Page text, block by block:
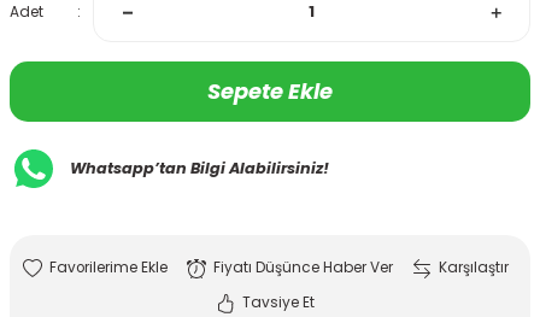
Adet
Sepete Ekle
Whatsapp’tan Bilgi Alabilirsiniz!
Fiyatı Düşünce Haber Ver
Karşılaştır
Tavsiye Et